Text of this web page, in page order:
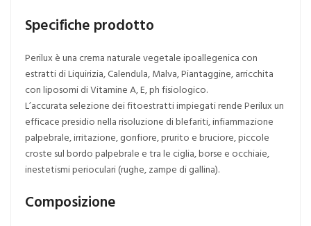
Specifiche prodotto
Perilux è una crema naturale vegetale ipoallegenica con
estratti di Liquirizia, Calendula, Malva, Piantaggine, arricchita
con liposomi di Vitamine A, E, ph fisiologico.
L’accurata selezione dei fitoestratti impiegati rende Perilux un
efficace presidio nella risoluzione di blefariti, infiammazione
palpebrale, irritazione, gonfiore, prurito e bruciore, piccole
croste sul bordo palpebrale e tra le ciglia, borse e occhiaie,
inestetismi perioculari (rughe, zampe di gallina).
Composizione